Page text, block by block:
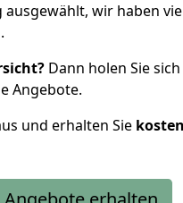
wir haben
Dann holen Sie
Angebote.
und erhalten Sie